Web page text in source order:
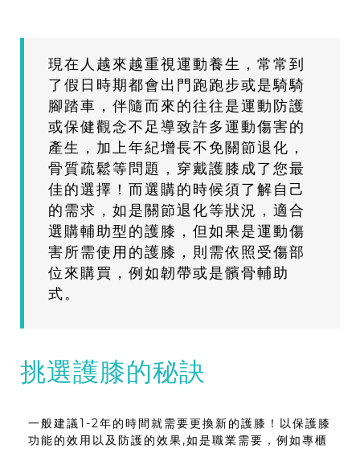
現在人越來越重視運動養生，常常到
了假日時期都會出門跑跑步或是騎騎
腳踏車，伴隨而來的往往是運動防護
或保健觀念不足導致許多運動傷害的
產生，加上年紀增長不免關節退化，
骨質疏鬆等問題，穿戴護膝成了您最
佳的選擇！而選購的時候須了解自己
的需求，如是關節退化等狀況，適合
選購輔助型的護膝，但如果是運動傷
害所需使用的護膝，則需依照受傷部
位來購買，例如韌帶或是髕骨輔助
式。
挑選護膝的秘訣
一般建議1-2年的時間就需要更換新的護膝！以保護膝
功能的效用以及防護的效果,如是職業需要，例如專櫃